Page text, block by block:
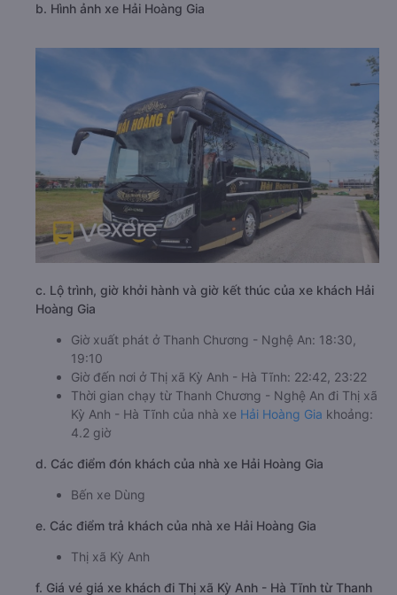
b. Hình ảnh xe Hải Hoàng Gia
c. Lộ trình, giờ khởi hành và giờ kết thúc của xe khách Hải
Hoàng Gia
Giờ xuất phát ở Thanh Chương - Nghệ An: 18:30,
19:10
Giờ đến nơi ở Thị xã Kỳ Anh - Hà Tĩnh: 22:42, 23:22
Thời gian chạy từ Thanh Chương - Nghệ An đi Thị xã
Kỳ Anh - Hà Tĩnh của nhà xe Hải Hoàng Gia khoảng:
4.2 giờ
d. Các điểm đón khách của nhà xe Hải Hoàng Gia
Bến xe Dùng
e. Các điểm trả khách của nhà xe Hải Hoàng Gia
Thị xã Kỳ Anh
f. Giá vé giá xe khách đi Thị xã Kỳ Anh - Hà Tĩnh từ Thanh